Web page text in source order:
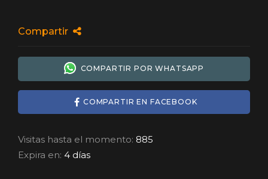
Compartir
COMPARTIR POR WHATSAPP
COMPARTIR EN FACEBOOK
Visitas hasta el momento: 885
Expira en: 4 días